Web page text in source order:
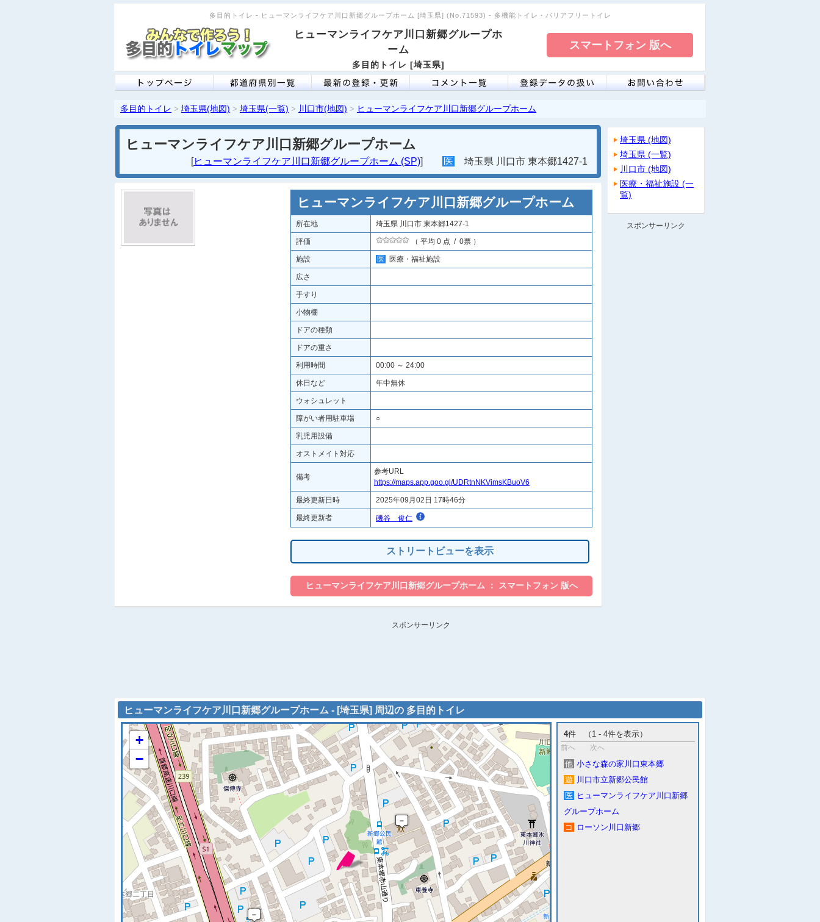
多目的トイレ - ヒューマンライフケア川口新郷グループホーム [埼玉県] (No.71593) - 多機能トイレ・バリアフリートイレ
ヒューマンライフケア川口新郷グループホ
ーム
多目的トイレ [埼玉県]
多目的トイレ > 埼玉県(地図) > 埼玉県(一覧) > 川口市(地図) > ヒューマンライフケア川口新郷グループホーム
ヒューマンライフケア川口新郷グループホーム
[ヒューマンライフケア川口新郷グループホーム (SP)] 医 埼玉県 川口市 東本郷1427-1
埼玉県 (地図)
埼玉県 (一覧)
川口市 (地図)
医療・福祉施設 (一
覧)
スポンサーリンク
ヒューマンライフケア川口新郷グループホーム
所在地 埼玉県 川口市 東本郷1427-1
評価 （ 平均 0 点 / 0票 ）
施設 医 医療・福祉施設
広さ
手すり
小物棚
ドアの種類
ドアの重さ
利用時間 00:00 ～ 24:00
休日など 年中無休
ウォシュレット
障がい者用駐車場 ○
乳児用設備
オストメイト対応
備考
参考URL
https://maps.app.goo.gl/UDRtnNKVimsKBuoV6
最終更新日時 2025年09月02日 17時46分
最終更新者 磯谷 俊仁
ストリートビューを表示
スポンサーリンク
ヒューマンライフケア川口新郷グループホーム - [埼玉県] 周辺の 多目的トイレ
※ マップを検索、表示中です ※
+
−
4件 （1 - 4件を表示）
前へ 次へ
他 小さな森の家川口東本郷
遊 川口市立新郷公民館
医 ヒューマンライフケア川口新郷
グループホーム
コ
ローソン川口新郷